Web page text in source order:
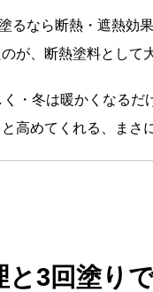
るなら断熱・遮熱効
が、断熱塗料として
・冬は暖かくなるだ
高めてくれる、まさに
と3回塗り